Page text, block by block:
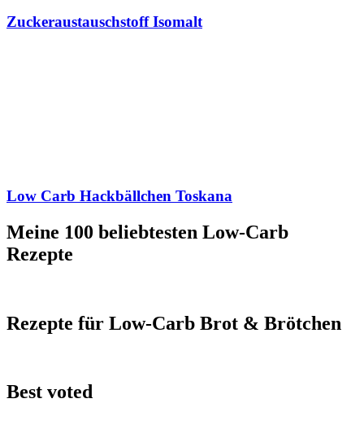
Zuckeraustauschstoff Isomalt
Low Carb Hackbällchen Toskana
Meine 100 beliebtesten Low-Carb
Rezepte
Rezepte für Low-Carb Brot & Brötchen
Best voted